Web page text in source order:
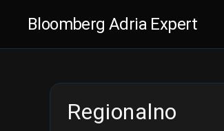
Bloomberg Adria Expert
Regionalno